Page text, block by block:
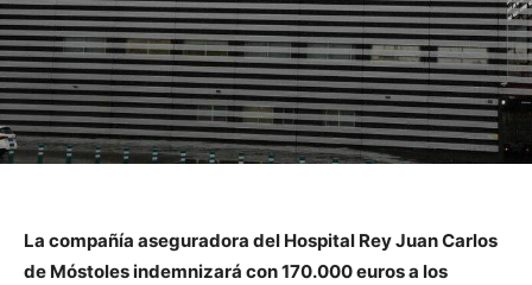
La compañía aseguradora del Hospital Rey Juan Carlos
de Móstoles indemnizará con 170.000 euros a los